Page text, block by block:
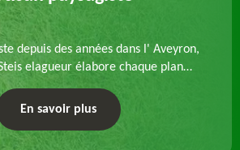
depuis des années dans l' Aveyron,
elagueur élabore chaque plan
paysager et exécute les travaux
Devis gratuit et sur mesure.
En savoir plus